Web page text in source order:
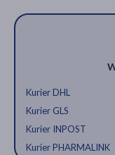
Kurier DHL
Kurier GLS
Kurier INPOST
Kurier PHARMALINK